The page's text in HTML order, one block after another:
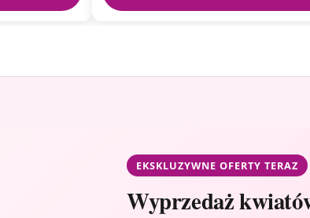
EKSKLUZYWNE OFERTY TERAZ
Wyprzedaż